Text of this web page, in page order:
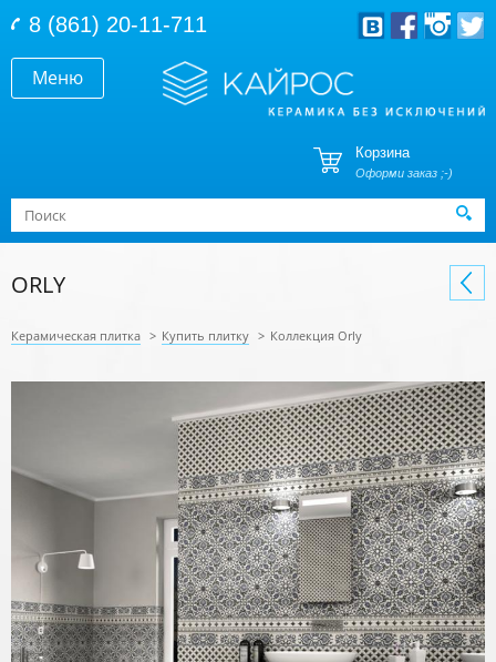
Меню
8 (861) 20-11-711
Корзина
Оформи заказ ;-)
Форма поиска
Поиск
ORLY
Керамическая плитка > Купить плитку > Коллекция Orly